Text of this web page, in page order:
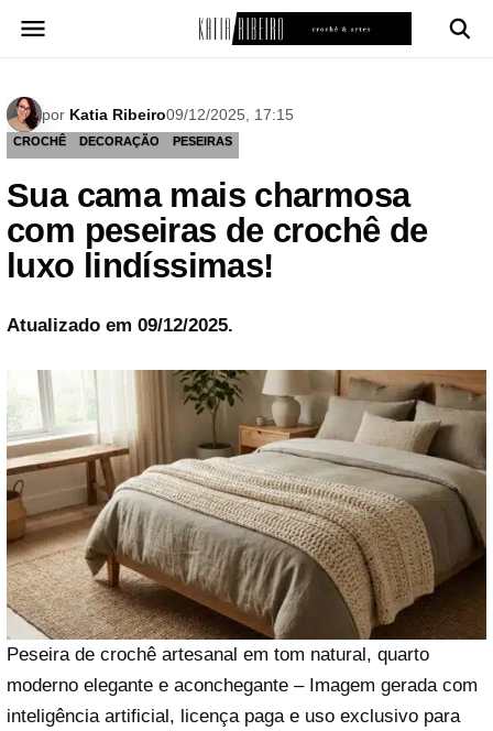
para
por Katia Ribeiro09/12/2025, 17:15
CROCHÊ DECORAÇÃO PESEIRAS
Sua cama mais charmosa
com peseiras de crochê de
luxo lindíssimas!
Atualizado em 09/12/2025.
Peseira de crochê artesanal em tom natural, quarto
moderno elegante e aconchegante – Imagem gerada com
inteligência artificial, licença paga e uso exclusivo para